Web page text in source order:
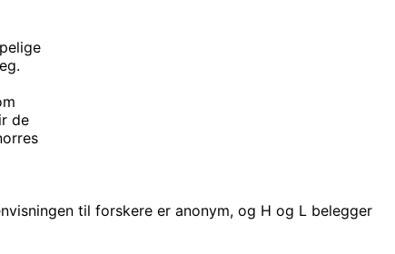
de
til forskere er anonym, og H og L belegger